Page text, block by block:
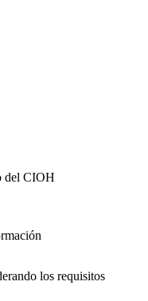
del CIOH
los requisitos